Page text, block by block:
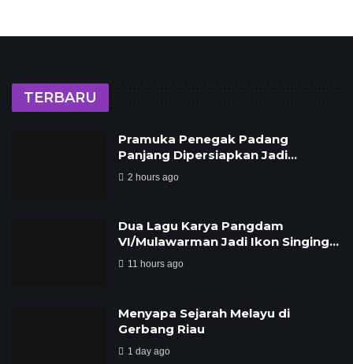
TERBARU
Pramuka Penegak Padang
Panjang Dipersiapkan Jadi…
2 hours ago
Dua Lagu Karya Pangdam
VI/Mulawarman Jadi Ikon Singing…
11 hours ago
Menyapa Sejarah Melayu di
Gerbang Riau
1 day ago